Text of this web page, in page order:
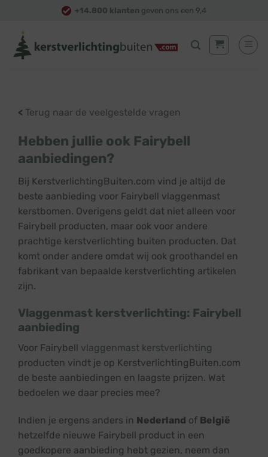
content
+14.800 klanten geven ons een 9,4
< Terug naar de veelgestelde vragen
Hebben jullie ook Fairybell
aanbiedingen?
Bij KerstverlichtingBuiten.com vind je altijd de
beste aanbieding voor Fairybell vlaggenmast
kerstbomen. Overigens geldt dat niet alleen voor
Fairybell producten, maar ook voor andere
prachtige kerstverlichting buiten producten. Dat
komt onder andere omdat wij ook groothandel en
fabrikant van bepaalde kerstverlichting artikelen
zijn.
Vlaggenmast kerstverlichting: Fairybell
aanbieding
Voor Fairybell vlaggenmast kerstverlichting
producten vindt je op ​​KerstverlichtingBuiten.com
de beste aanbiedingen en laagste prijzen. Wat
bedoelen we daar precies mee?
Indien je ergens anders in Nederland of België
hetzelfde nieuwe Fairybell product in een
goedkopere aanbieding hebt gezien, neem dan